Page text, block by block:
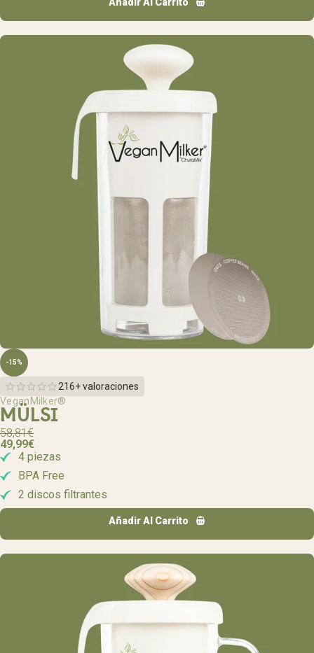
-15%
216+ valoraciones
VeganMilker®
MÜLSI
58,81€
49,99€
4 piezas
BPA Free
2 discos filtrantes
Añadir Al Carrito